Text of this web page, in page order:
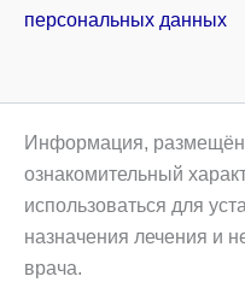
персональных данных
Информация,
ознакомительный
использоваться для
назначения лечения и
врача.